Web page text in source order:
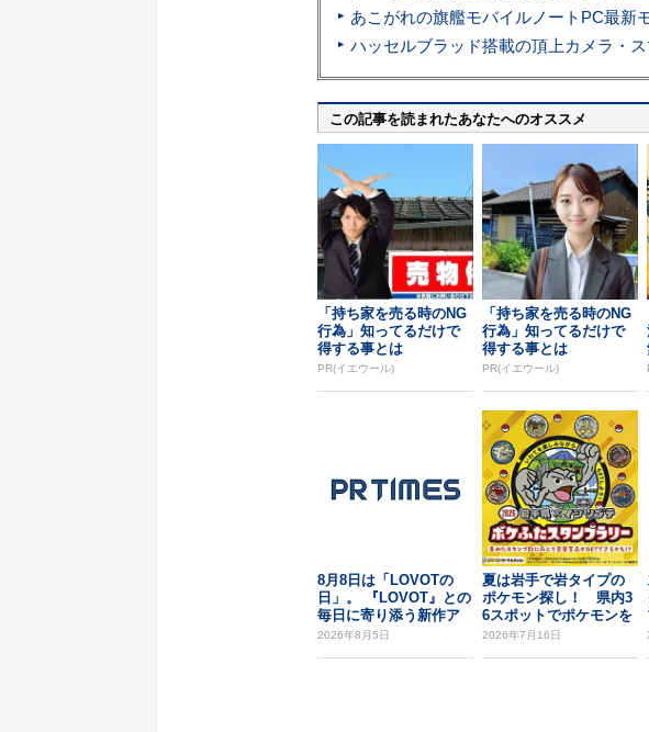
この記事を読まれたあなたへのオススメ
「持ち家を売る時のNG
行為」知ってるだけで
得する事とは
PR(イエウール)
「持ち家を売る時のNG
行為」知ってるだけで
得する事とは
PR(イエウール)
8月8日は「LOVOTの
日」。 『LOVOT』との
毎日に寄り添う新作ア
イテム4種...
2026年8月5日
夏は岩手で岩タイプの
ポケモン探し！ 県内3
6スポットでポケモンを
見つけて豪華景品...
2026年7月16日